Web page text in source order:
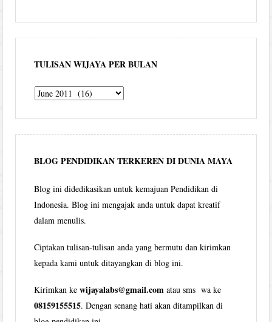
TULISAN WIJAYA PER BULAN
Tulisan
per
bulan
BLOG PENDIDIKAN TERKEREN DI DUNIA MAYA
Blog ini didedikasikan untuk kemajuan Pendidikan di
Indonesia. Blog ini mengajak anda untuk dapat kreatif
dalam menulis.
Ciptakan tulisan-tulisan anda yang bermutu dan kirimkan
kepada kami untuk ditayangkan di blog ini.
Kirimkan kewijayalabs@gmail.com atau sms wa ke
08159155515. Dengan senang hati akan ditampilkan di